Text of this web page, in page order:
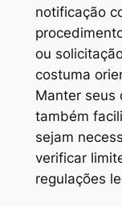
notificação
ou
costuma
Manter seus
também
sejam
verificar
regulações